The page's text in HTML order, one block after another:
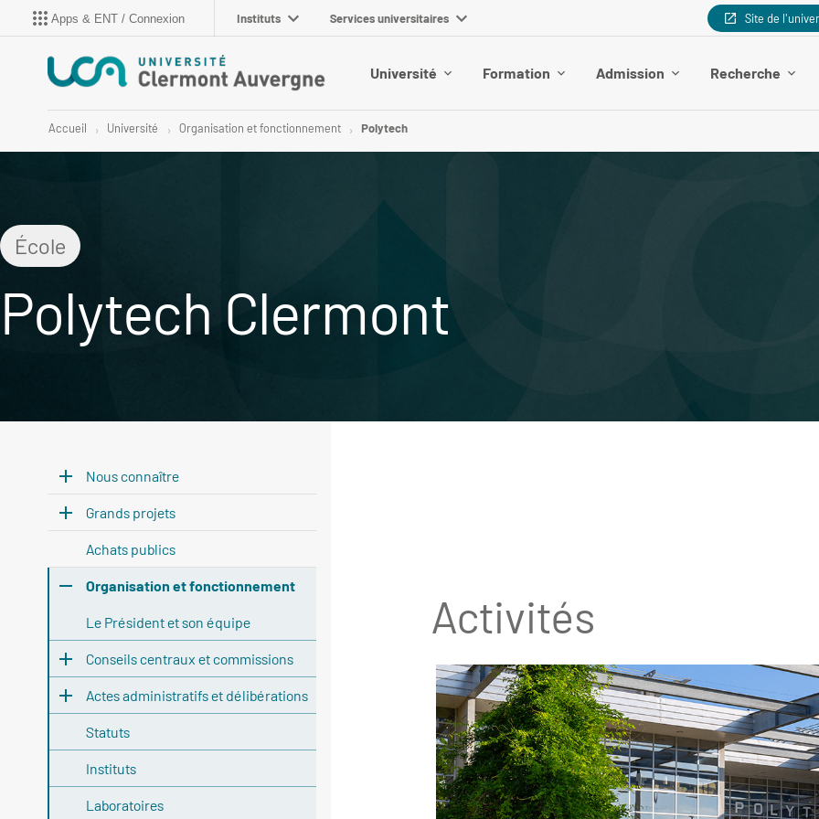
Apps & ENT / Connexion Instituts Services universitaires Site de
Université Formation Admission Recherche
Accueil Université Organisation et fonctionnement Polytech
École
Polytech Clermont
Activités
Nous connaître
Grands projets
Achats publics
Organisation et fonctionnement
Le Président et son équipe
Conseils centraux et commissions
Actes administratifs et délibérations
Statuts
Instituts
Laboratoires